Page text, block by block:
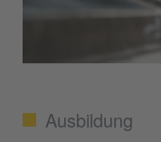
Ausbildung